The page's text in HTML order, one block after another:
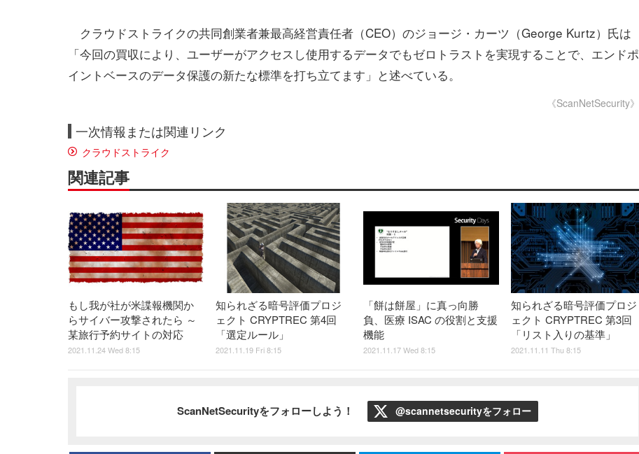
クラウドストライクの共同創業者兼最高経営責任者（CEO）のジョージ・カーツ（George Kurtz）氏は
「今回の買収により、ユーザーがアクセスし使用するデータでもゼロトラストを実現することで、エンドポ
イントベースのデータ保護の新たな標準を打ち立てます」と述べている。
《ScanNetSecurity》
一次情報または関連リンク
クラウドストライク
関連記事
もし我が社が米諜報機関か
らサイバー攻撃されたら ～
某旅行予約サイトの対応
2021.11.24 Wed 8:15
知られざる暗号評価プロジ
ェクト CRYPTREC 第4回
「選定ルール」
2021.11.19 Fri 8:15
「餅は餅屋」に真っ向勝
負、医療 ISAC の役割と支援
機能
2021.11.17 Wed 8:15
知られざる暗号評価プロジ
ェクト CRYPTREC 第3回
「リスト入りの基準」
2021.11.11 Thu 8:15
ScanNetSecurityをフォローしよう！ @scannetsecurityをフォロー